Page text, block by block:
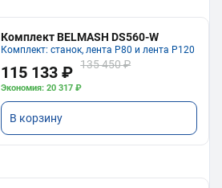
Комплект BELMASH DS560-W
Комплект: станок, лента P80 и лента P120
115 133 ₽ 135 450 ₽
Экономия: 20 317 ₽
В корзину